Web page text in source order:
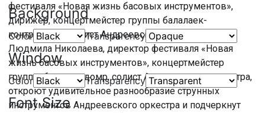
Background
Color Transparency
Window
Color Transparency
Font Size
фестиваля «Новая жизнь басовых инструментов»,
дирижёр, концертмейстер группы балалаек-
контрабасов, солист Андреевского оркестра и
Людмила Николаева, директор фестиваля «Новая
жизнь басовых инструментов», концертмейстер
группы басовых домр, солист Андреевского оркестра,
откроют удивительное разнообразие струнных
инструментов Андреевского оркестра и подчеркнут